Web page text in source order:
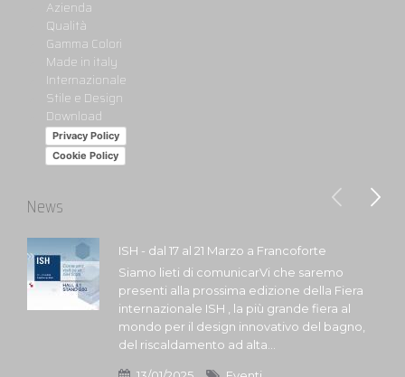
Azienda
Qualità
Gamma Colori
Made in italy
Internazionale
Stile e Design
Download
Privacy Policy
Cookie Policy
News
ISH - dal 17 al 21 Marzo a Francoforte
Siamo lieti di comunicarVi che saremo
presenti alla prossima edizione della Fiera
internazionale ISH , la più grande fiera al
mondo per il design innovativo del bagno,
del riscaldamento ad alta...